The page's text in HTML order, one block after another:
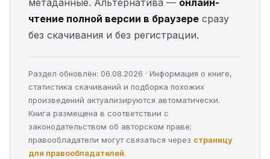
метаданные. Альтернатива — онлайн-
чтение полной версии в браузере сразу
без скачивания и без регистрации.
Раздел обновлён: 06.08.2026 · Информация о книге,
статистика скачиваний и подборка похожих
произведений актуализируются автоматически.
Книга размещена в соответствии с
законодательством об авторском праве;
правообладатели могут связаться через страницу
для правообладателей.